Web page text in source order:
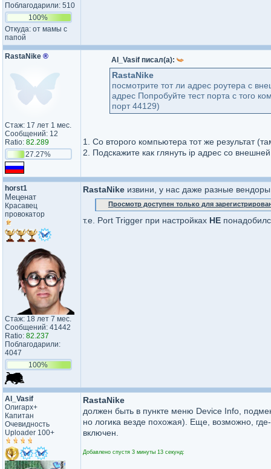
Поблагодарили: 510
100%
Откуда: от мамы с
папой
RastaNike ®
Стаж: 17 лет 1 мес.
Сообщений: 12
Ratio: 82.289
27.27%
Al_Vasif писал(а):
RastaNike
посмотрите тот ли адрес роутера с
адрес Попробуйте тест порта с того
порт 44129)
1. Со второго компьютера тот же результат
2. Подскажите как глянуть ip адрес со
horst1
Меценат
Красавец
провокатор
Стаж: 18 лет 7 мес.
Сообщений: 41442
Ratio: 82.237
Поблагодарили:
4047
100%
RastaNike извини, у нас даже разные
Просмотр доступен только для
т.е. Port Trigger при настройках НЕ
Al_Vasif
Олигарх+
Капитан
Очевидность
Uploader 100+
RastaNike
должен быть в пункте меню Device Info,
но логика везде похожая). Еще, возможно,
включен.
Добавлено спустя 3 минуты 13 секунд: